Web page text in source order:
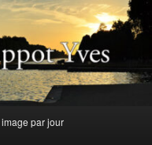
par jour